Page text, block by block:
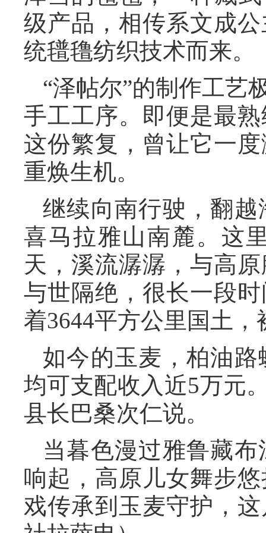
级产品，相传系文成
统氆氇纺织技术而来。
“泽帖尔”的制作工艺
手工工序。即便是最
这份繁复，曾让它一
重焕生机。
继续向南行驶，翻
喜马拉雅山南麓。这
天，溪流潺潺，与高
与世隔绝，很长一段
着3644平方公里国土，
如今的玉麦，柏油
均可支配收入近5万元
县长巴桑次仁说。
当暮色漫过雅鲁藏
响起，高原儿女舞步
戏传承到玉麦守护，